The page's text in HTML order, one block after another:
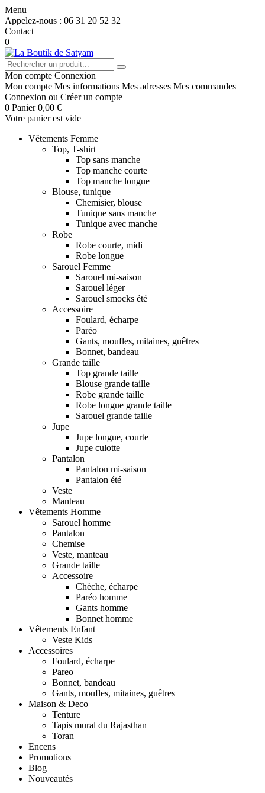
Menu
Appelez-nous : 06 31 20 52 32
Contact
0
Mon compte Connexion
Mon compte Mes informations Mes adresses Mes commandes
Connexion ou Créer un compte
0 Panier 0,00 €
Votre panier est vide
Vêtements Femme
Top, T-shirt
Top sans manche
Top manche courte
Top manche longue
Blouse, tunique
Chemisier, blouse
Tunique sans manche
Tunique avec manche
Robe
Robe courte, midi
Robe longue
Sarouel Femme
Sarouel mi-saison
Sarouel léger
Sarouel smocks été
Accessoire
Foulard, écharpe
Paréo
Gants, moufles, mitaines, guêtres
Bonnet, bandeau
Grande taille
Top grande taille
Blouse grande taille
Robe grande taille
Robe longue grande taille
Sarouel grande taille
Jupe
Jupe longue, courte
Jupe culotte
Pantalon
Pantalon mi-saison
Pantalon été
Veste
Manteau
Vêtements Homme
Sarouel homme
Pantalon
Chemise
Veste, manteau
Grande taille
Accessoire
Chèche, écharpe
Paréo homme
Gants homme
Bonnet homme
Vêtements Enfant
Veste Kids
Accessoires
Foulard, écharpe
Pareo
Bonnet, bandeau
Gants, moufles, mitaines, guêtres
Maison & Deco
Tenture
Tapis mural du Rajasthan
Toran
Encens
Promotions
Blog
Nouveautés